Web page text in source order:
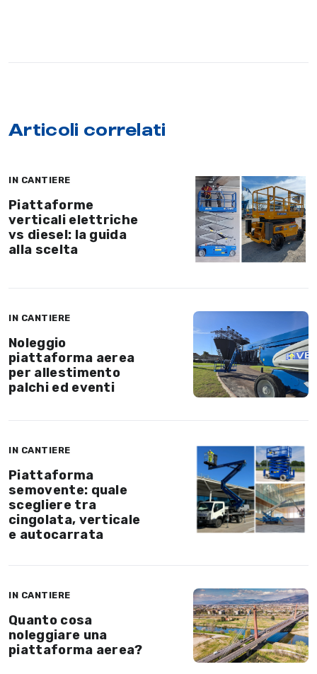
Articoli correlati
IN CANTIERE
Piattaforme
verticali elettriche
vs diesel: la guida
alla scelta
IN CANTIERE
Noleggio
piattaforma aerea
per allestimento
palchi ed eventi
IN CANTIERE
Piattaforma
semovente: quale
scegliere tra
cingolata, verticale
e autocarrata
IN CANTIERE
Quanto cosa
noleggiare una
piattaforma aerea?